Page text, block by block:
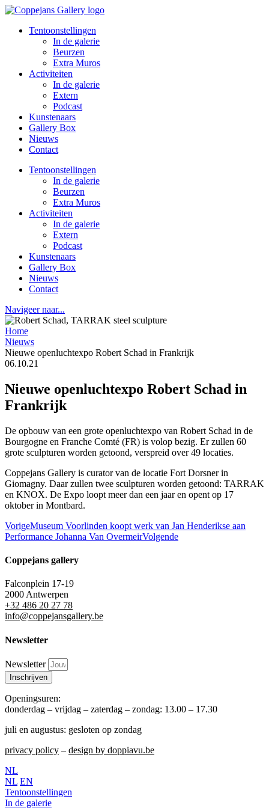
Spring
Tentoonstellingen
In de galerie
Beurzen
Extra Muros
Activiteiten
In de galerie
Extern
Podcast
Kunstenaars
Gallery Box
Nieuws
Contact
Tentoonstellingen
In de galerie
Beurzen
Extra Muros
Activiteiten
In de galerie
Extern
Podcast
Kunstenaars
Gallery Box
Nieuws
Contact
Navigeer naar...
Home
Nieuws
Nieuwe openluchtexpo Robert Schad in Frankrijk
06.10.21
Nieuwe openluchtexpo Robert Schad in
Frankrijk
De opbouw van een grote openluchtexpo van Robert Schad in de
Bourgogne en Franche Comté (FR) is volop bezig. Er zullen 60
grote sculpturen worden getoond, verspreid over 49 locaties.
Coppejans Gallery is curator van de locatie Fort Dorsner in
Giomagny. Daar zullen twee sculpturen worden getoond: TARRAK
en KNOX. De Expo loopt meer dan een jaar en opent op 17
oktober in Montbard.
VorigeMuseum Voorlinden koopt werk van Jan Henderikse aan
Performance Johanna Van OvermeirVolgende
Coppejans gallery
Falconplein 17-19
2000 Antwerpen
+32 486 20 27 78
info@coppejansgallery.be
Newsletter
Newsletter
Inschrijven
Openingsuren:
donderdag – vrijdag – zaterdag – zondag: 13.00 – 17.30
juli en augustus: gesloten op zondag
privacy policy – design by doppiavu.be
NL
NL EN
Tentoonstellingen
In de galerie